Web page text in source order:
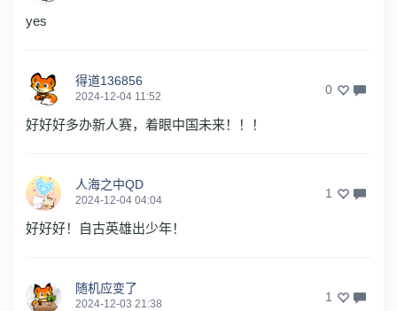
yes
得道136856
2024-12-04 11:52 0
好好好多办新人赛，着眼中国未来！！！
人海之中QD
2024-12-04 04:04 1
好好好！自古英雄出少年！
随机应变了
2024-12-03 21:38 1